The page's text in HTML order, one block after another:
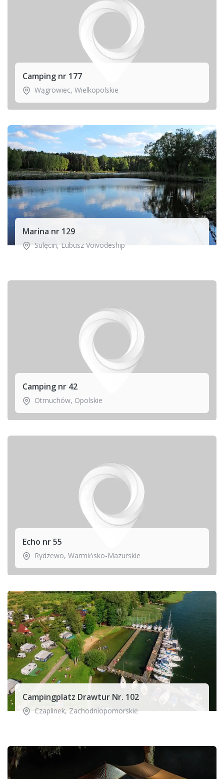
Camping nr 177
Wągrowiec, Wielkopolskie
Marina nr 129
Sulęcin, Lubusz Voivodeship
Camping nr 42
Otmuchów, Opolskie
Echo nr 55
Rydzewo, Warmińsko-Mazurskie
Campingplatz Drawtur Nr. 102
Czaplinek, Zachodniopomorskie